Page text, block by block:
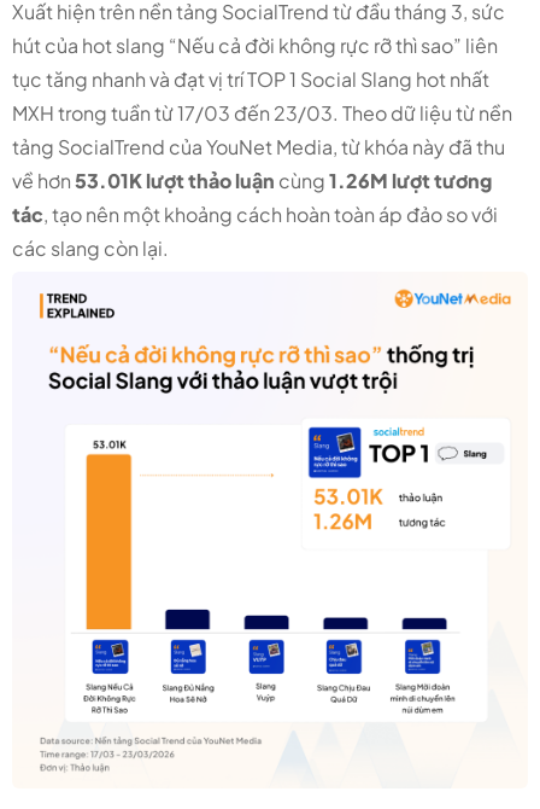
Xuất hiện trên nền tảng SocialTrend từ đầu tháng 3, sức
hút của hot slang “Nếu cả đời không rực rỡ thì sao” liên
tục tăng nhanh và đạt vị trí TOP 1 Social Slang hot nhất
MXH trong tuần từ 17/03 đến 23/03. Theo dữ liệu từ nền
tảng SocialTrend của YouNet Media, từ khóa này đã thu
về hơn53.01K lượt thảo luận cùng1.26M lượt tương
tác, tạo nên một khoảng cách hoàn toàn áp đảo so với
các slang còn lại.